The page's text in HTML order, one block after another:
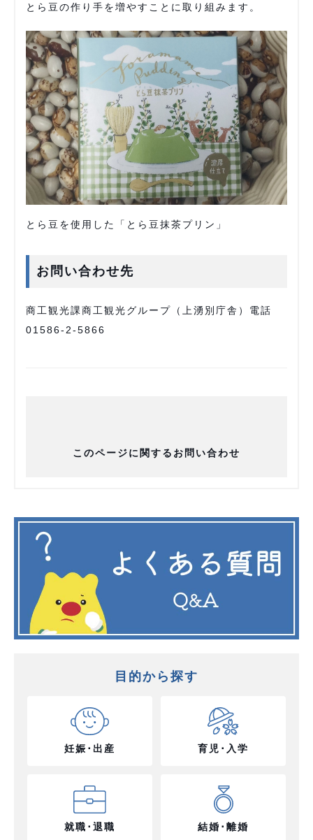
とら豆の作り手を増やすことに取り組みます。
とら豆を使用した「とら豆抹茶プリン」
お問い合わせ先
商工観光課商工観光グループ（上湧別庁舎）電話
01586-2-5866
このページに関するお問い合わせ
目的から探す
妊娠･出産 育児･入学
就職･退職 結婚･離婚